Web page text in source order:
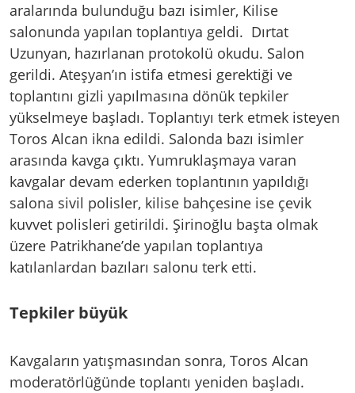
aralarında bulunduğu bazı isimler, Kilise
salonunda yapılan toplantıya geldi. Dırtat
Uzunyan, hazırlanan protokolü okudu. Salon
gerildi. Ateşyan’ın istifa etmesi gerektiği ve
toplantını gizli yapılmasına dönük tepkiler
yükselmeye başladı. Toplantıyı terk etmek isteyen
Toros Alcan ikna edildi. Salonda bazı isimler
arasında kavga çıktı. Yumruklaşmaya varan
kavgalar devam ederken toplantının yapıldığı
salona sivil polisler, kilise bahçesine ise çevik
kuvvet polisleri getirildi. Şirinoğlu başta olmak
üzere Patrikhane’de yapılan toplantıya
katılanlardan bazıları salonu terk etti.
Tepkiler büyük
Kavgaların yatışmasından sonra, Toros Alcan
moderatörlüğünde toplantı yeniden başladı.